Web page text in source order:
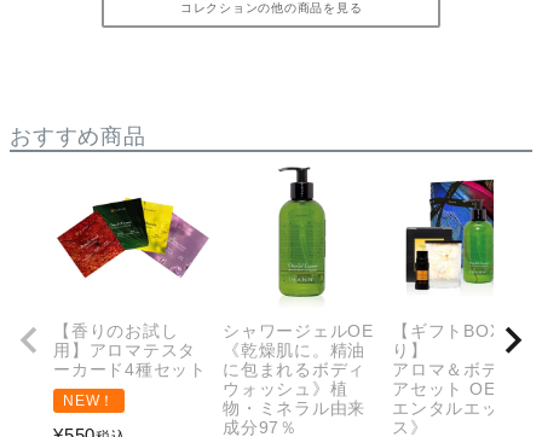
コレクションの他の商品を見る
おすすめ商品
【香りのお試し
用】アロマテスタ
ーカード4種セット
NEW！
シャワージェルOE
《乾燥肌に。精油
に包まれるボディ
ウォッシュ》植
物・ミネラル由来
成分97％
【ギフトBOX入
り】
アロマ＆ボディケ
アセット OE《オ
エンタルエッセン
ス》